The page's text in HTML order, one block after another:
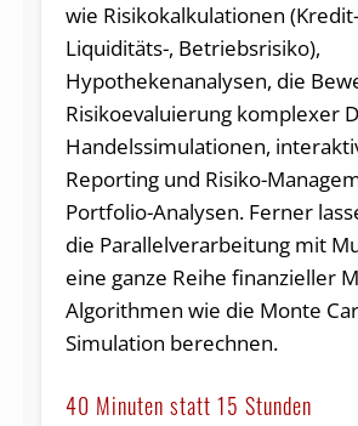
wie Risikokalkulationen
Liquiditäts-, Betriebsrisiko),
Hypothekenanalysen, die
Risikoevaluierung komplexer
Handelssimulationen,
Reporting und Risiko-
Portfolio-Analysen. Ferner
die Parallelverarbeitung mit
eine ganze Reihe finanzieller
Algorithmen wie die Monte
Simulation berechnen.
40 Minuten statt 15 Stunden